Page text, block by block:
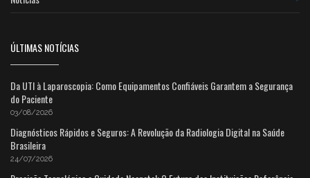
ÚLTIMAS NOTÍCIAS
Da UTI à Laparoscopia: Como Equipamentos Confiáveis Garantem a Segurança
do Paciente
03/08/2026
Diagnósticos Rápidos e Seguros: A Revolução da Radiologia Digital na Saúde
Brasileira
24/07/2026